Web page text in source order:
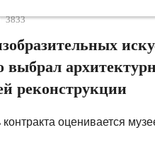
3833
выбрал
реконструкции
оценивается